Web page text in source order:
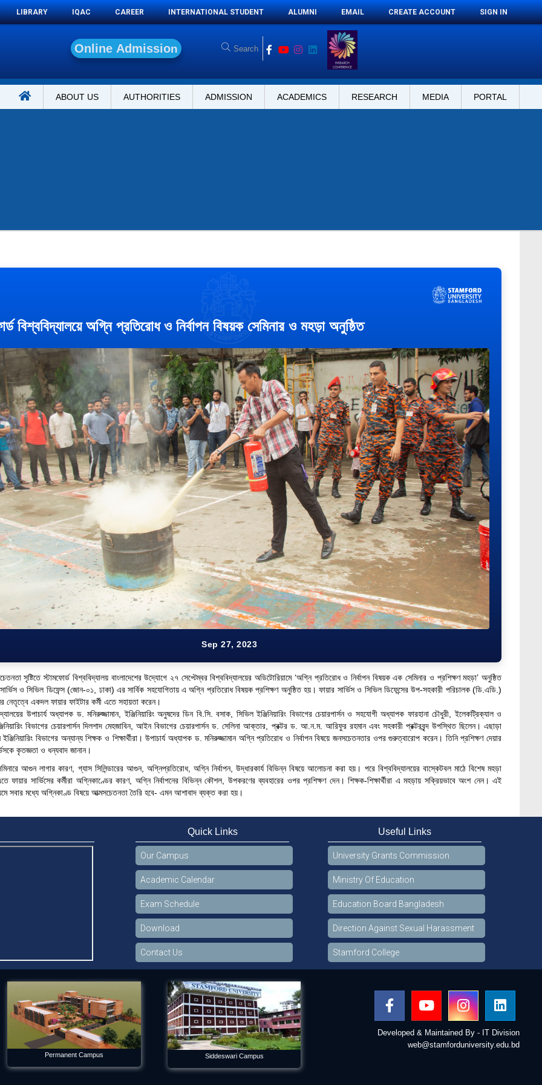
LIBRARY IQAC CAREER INTERNATIONAL STUDENT ALUMNI EMAIL CREATE ACCOUNT SIGN IN
On ine Ad mission
ABOUT US AUTHORITIES ADMISSION ACADEMICS RESEARCH MEDIA PORTAL
বিশ্ববিদ্যালয়ে অগ্নি প্রতিরোধ ও নির্বাপন বিষয়ক সেমিনার ও মহড়া অনুষ্ঠিত
Sep 27, 2023
সৃষ্টিতে স্টামফোর্ড বিশ্ববিদ্যালয় বাংলাদেশের উদ্যোগে ২৭ সেপ্টেম্বর বিশ্ববিদ্যালয়ের অডিটোরিয়ামে ‘অগ্নি প্রতিরোধ ও নির্বাপন বিষয়ক এক সেমিনার ও প্রশিক্ষণ মহড়া’ অনুষ্ঠিত
ও সিভিল ডিফেন্স (জোন-০১, ঢাকা) এর সার্বিক সহযোগিতায়এ অগ্নি প্রতিরোধ বিষয়ক প্রশিক্ষণ অনুষ্ঠিত হয়। ফায়ার সার্ভিস ও সিভিল ডিফেন্সের উপ-সহকারী পরিচালক (ডি.এডি.)
নেতৃত্বে একদল ফায়ার ফাইটার কর্মী এতে সহায়তা করেন।
উপাচার্য অধ্যাপক ড. মনিরুজ্জামান, ইঞ্জিনিয়ারিং অনুষদের ডিন বি.সি. বসাক, সিভিল ইঞ্জিনিয়ারিং বিভাগের চেয়ারপার্সন ও সহযোগী অধ্যাপক ফারহানা চৌধুরী, ইলেকট্রিক্যাল ও
বিভাগের চেয়ারপার্সন দিলশাদ মেহজাবিন, আইন বিভাগের চেয়ারপার্সন ড. সেলিনা আক্তার, প্রক্টর ড. আ.ন.ম. আরিফুর রহমান এবং সহকারী প্রক্টরবৃন্দউপস্থিত ছিলেন। এছাড়া
বিভাগের অন্যান্য শিক্ষক ও শিক্ষার্থীরা। উপাচার্য অধ্যাপক ড. মনিরুজ্জামান অগ্নি প্রতিরোধ ও নির্বাপন বিষয়ে জনসচেতনতার ওপর গুরুত্বারোপ করেন। তিনি প্রশিক্ষণ দেয়ার
কৃতজ্ঞতা ও ধন্যবাদ জানান।
আগুন লাগার কারণ, গ্যাস সিলিন্ডারের আগুন, অগ্নিপ্রতিরোধ, অগ্নি নির্বাপন, উদ্ধারকার্য বিভিন্ন বিষয়ে আলোচনা করা হয়। পরে বিশ্ববিদ্যালয়ের বাস্কেটবল মাঠে বিশেষ মহড়া
ফায়ার সার্ভিসের কর্মীরা অগ্নিকাণ্ডের কারণ, অগ্নি নির্বাপনের বিভিন্ন কৌশল, উপকরণের ব্যবহারের ওপর প্রশিক্ষণ দেন। শিক্ষক-শিক্ষার্থীরা এ মহড়ায় সক্রিয়ভাবে অংশ নেন। এই
সবার মধ্যে অগ্নিকাণ্ড বিষয়ে আত্মসচেতনতা তৈরি হবে- এমন আশাবাদব্যক্তকরা হয়।
Quick Links
Our Campus
Academic Calendar
Exam Schedule
Download
Contact Us
Useful Links
University Grants Commission
Ministry Of Education
Education Board Bangladesh
Direction Against Sexual Harassment
Stamford College
Permanent Campus Siddeswari Campus
Developed & Maintained By - IT Division
web@stamforduniversity.edu.bd